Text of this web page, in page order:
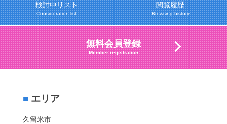
検討中リスト
Consideration list
閲覧履歴
Browsing history
無料会員登録
Member registration
■エリア
久留米市